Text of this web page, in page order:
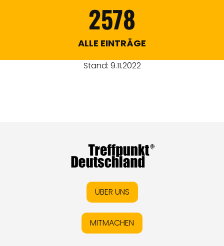
2578
ALLE EINTRÄGE
Stand: 9.11.2022
ÜBER UNS
MITMACHEN